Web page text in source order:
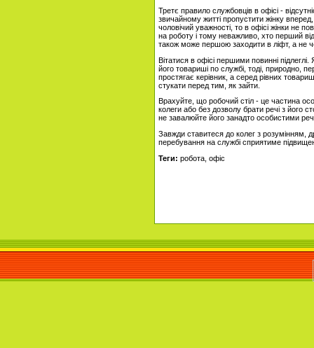
Третє правило службовців в офісі -
звичайному житті пропустити жінку
чоловічий уважності, то в офісі жінки не
на роботу і тому неважливо, хто перший
також може першою заходити в ліфт, а не
Вітатися в офісі першими повинні
його товариші по службі, тоді, природно,
простягає керівник, а серед рівних
стукати перед тим, як зайти.
Врахуйте, що робочий стіл - це частина
колеги або без дозволу брати речі з його
не завалюйте його занадто особистими
Завжди ставитеся до колег з розумінням,
перебування на службі сприятиме
Теги: робота, офіс